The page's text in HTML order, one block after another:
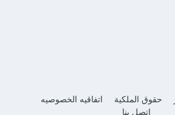
حقوق الملكية
اتفاقيه الخصوصيه
إتصل بنا